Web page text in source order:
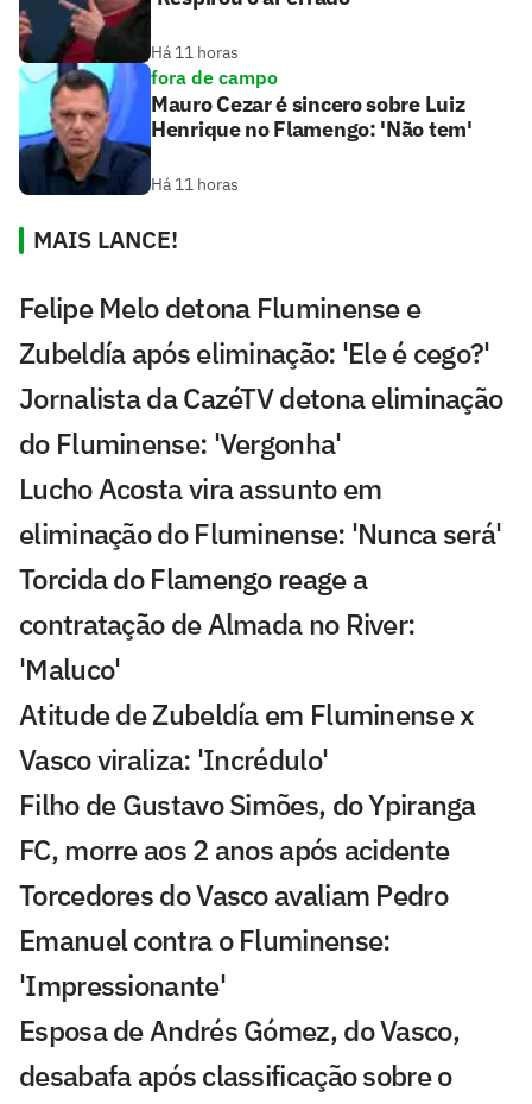
Há 11 horas
fora de campo
Mauro Cezar é sincero sobre Luiz
Henrique no Flamengo: 'Não tem'
Há 11 horas
MAIS LANCE!
Felipe Melo detona Fluminense e
Zubeldía após eliminação: 'Ele é cego?'
Jornalista da CazéTV detona eliminação
do Fluminense: 'Vergonha'
Lucho Acosta vira assunto em
eliminação do Fluminense: 'Nunca será'
Torcida do Flamengo reage a
contratação de Almada no River:
'Maluco'
Atitude de Zubeldía em Fluminense x
Vasco viraliza: 'Incrédulo'
Filho de Gustavo Simões, do Ypiranga
FC, morre aos 2 anos após acidente
Torcedores do Vasco avaliam Pedro
Emanuel contra o Fluminense:
'Impressionante'
Esposa de Andrés Gómez, do Vasco,
desabafa após classificação sobre o